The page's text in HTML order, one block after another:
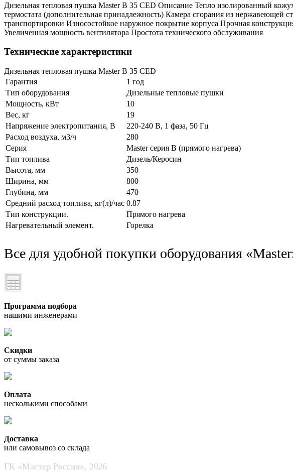
Дизельная тепловая пушка Master B 35 CED Описание Тепло изолированный
термостата (дополнительная принадлежность) Камера сгорания из нержавеющей
транспортировки Износостойкое наружное покрытие корпуса Прочная
Увеличенная мощность вентилятора Простота технического обслуживания
Технические характеристики
Дизельная тепловая пушка Master B 35 CED
Гарантия
1 год
Тип оборудования
Дизельные тепловые пушки
Мощность, кВт
10
Вес, кг
19
Напряжение электропитания, В
220-240 В, 1 фаза, 50 Гц
Расход воздуха, м3/ч
280
Серия
Master серия B (прямого нагрева)
Тип топлива
Дизель/Керосин
Высота, мм
350
Ширина, мм
800
Глубина, мм
470
Средний расход топлива, кг(л)/час 0.87
Тип конструкции.
Прямого нагрева
Нагревательный элемент.
Горелка
Все для удобной покупки оборудования
Программа подбора
нашими инженерами
Скидки
от суммы заказа
Оплата
несколькими способами
Доставка
или самовывоз со склада
ГК «Мастер Россия», 2026